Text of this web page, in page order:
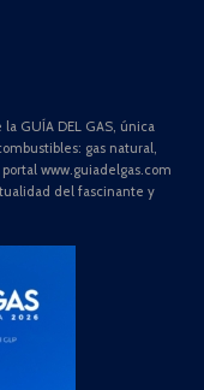
GUÍA DEL GAS, única
gas natural,
www.guiadelgas.com
del fascinante y